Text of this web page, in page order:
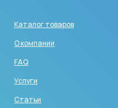
Каталог товаров
О компании
FAQ
Услуги
Статьи